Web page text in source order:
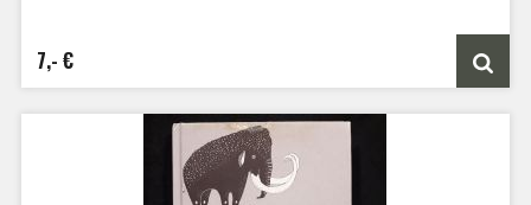
7,- €